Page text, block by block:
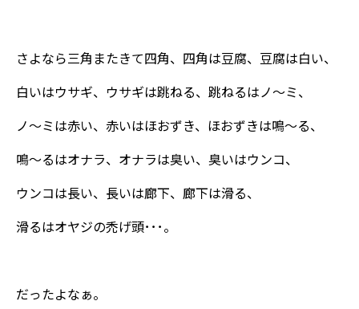
さよなら三角またきて四角、四角は豆腐、豆腐は白い、
白いはウサギ、ウサギは跳ねる、跳ねるはノ～ミ、
ノ～ミは赤い、赤いはほおずき、ほおずきは鳴～る、
鳴～るはオナラ、オナラは臭い、臭いはウンコ、
ウンコは長い、長いは廊下、廊下は滑る、
滑るはオヤジの禿げ頭･･･。
だったよなぁ。